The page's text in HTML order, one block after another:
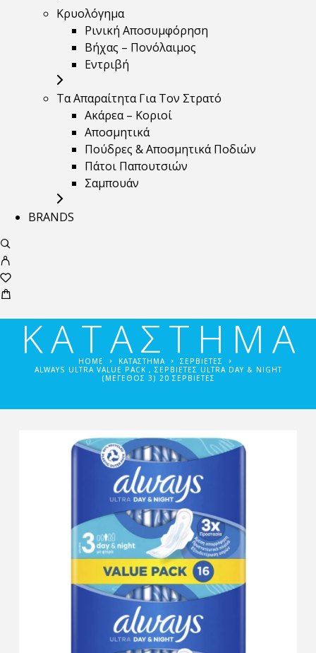
Κρυολόγημα
Ρινική Αποσυμφόρηση
Βήχας – Πονόλαιμος
Εντριβή
Τα Απαραίτητα Για Τον Στρατό
Ακάρεα – Κοριοί
Αποσμητικά
Πούδρες & Αποσμητικά Ποδιών
Πάτοι Παπουτσιών
Σαμπουάν
BRANDS
ΚΑΤΑΣΤΗΜΑ
HOME ΚΑΤΑΣΤΗΜΑ
ΣΕΡΒΙΈΤΕΣ
ALWAYS ULTRA VALUE PACK , ΣΕΡΒΙΈΤΕΣ ULTRA DAY & NIGHT
(ΜΈΓΕΘΟΣ 3) 20 ΣΕΡΒΙΈΤΕΣ